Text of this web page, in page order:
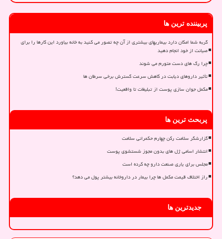
پربیننده ترین ها
گربه شما امکان دارد بیماریهای بیشتری از آن چه تصور می کنید به خانه بیاورد این کارها را برای
صیانت از خود انجام دهید
چرا رگ های دست متورم می شوند
تأثیر داروهای دیابت در کاهش سرعت گسترش برخی سرطان ها
مکمل جوان سازی پوست از تبلیغات تا واقعیت!
پربحث ترین ها
گزارشگر سلامت رکن چهارم حکمرانی سلامت
انتشار اسامی ژل های بدون مجوز شستشوی پوست
مجلس برای یاری صنعت دارو چه کرده است
راز اختلاف قیمت مکمل ها چرا بیمار در داروخانه بیشتر پول می دهد؟
جدیدترین ها